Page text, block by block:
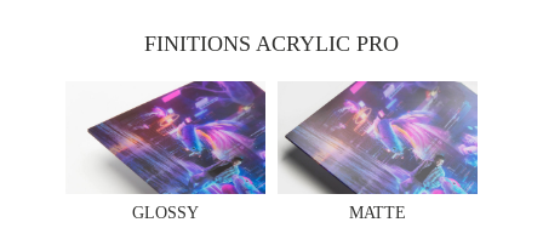
FINITIONS ACRYLIC PRO
GLOSSY MATTE